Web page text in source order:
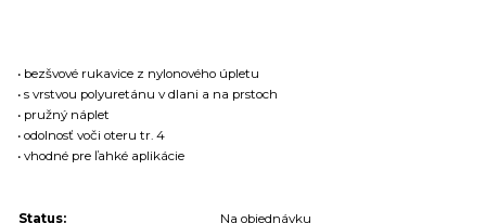
• bezšvové rukavice z nylonového úpletu
• s vrstvou polyuretánu v dlani a na prstoch
• pružný náplet
• odolnosť voči oteru tr. 4
• vhodné pre ľahké aplikácie
Status:
Na objednávku